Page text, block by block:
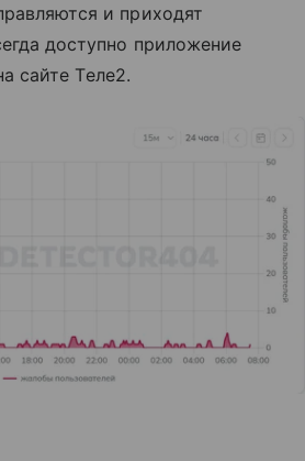
и приходят
доступно приложение
сайте Tеле2.